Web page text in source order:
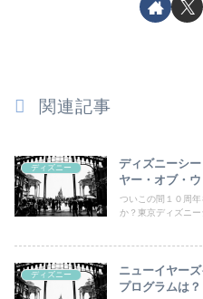
関連記事
ディズニー
ディズニーシ
ヤー・オブ・
ついこの間１０周
か？東京ディズニー
ディズニー
ニューイヤー
プログラムは？